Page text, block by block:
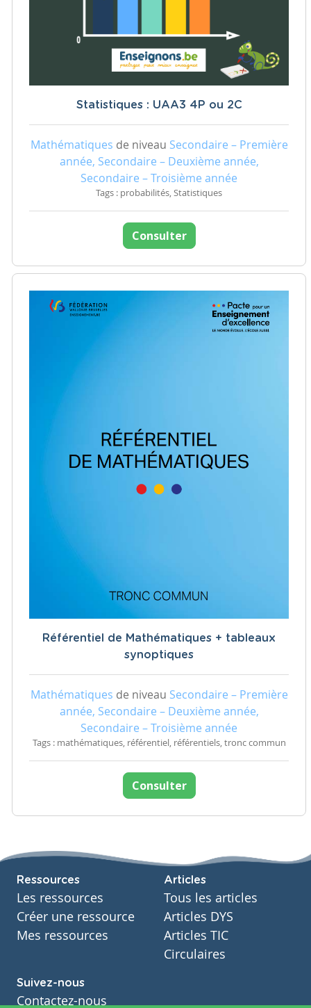
Statistiques : UAA3 4P ou 2C
Mathématiques de niveau Secondaire – Première
année, Secondaire – Deuxième année,
Secondaire – Troisième année
Tags : probabilités, Statistiques
Consulter
Référentiel de Mathématiques + tableaux
synoptiques
Mathématiques de niveau Secondaire – Première
année, Secondaire – Deuxième année,
Secondaire – Troisième année
Tags : mathématiques, référentiel, référentiels, tronc commun
Consulter
Ressources
Les ressources
Créer une ressource
Mes ressources
Articles
Tous les articles
Articles DYS
Articles TIC
Circulaires
Suivez-nous
Contactez-nous